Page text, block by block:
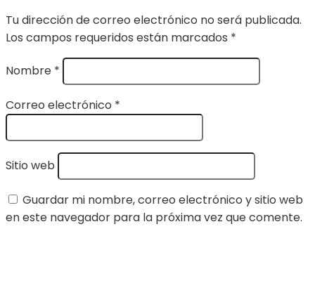
Tu dirección de correo electrónico no será publicada.
Los campos requeridos están marcados *
Nombre *
Correo electrónico *
Sitio web
Guardar mi nombre, correo electrónico y sitio web
en este navegador para la próxima vez que comente.